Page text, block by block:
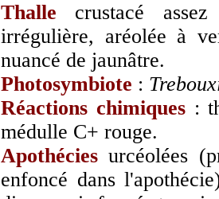
Thalle crustacé
irrégulière, aréolée à
nuancé de jaunâtre.
Photosymbiote :
Réactions chimiques:
médulle C+ rouge.
Apothécies urcéolées
enfoncé dans